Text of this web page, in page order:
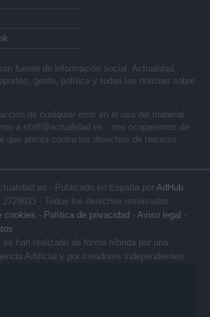
fuente de información social. Actualidad,
gente, política y todas las noticias sobre
de cualquier error en el uso del material
a staff@actualidad.es : nos ocuparemos de
que atenta contra los derechos de terceros.
- Publicado en España por AdHub
- Todos los derechos reservados.
cookies - Política de privacidad - Aviso legal -
han realizado de forma híbrida por una
Artificial y por creadores independientes